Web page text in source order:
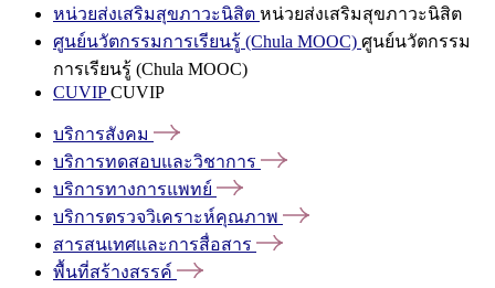
หน่วยส่งเสริมสุขภาวะนิสิต หน่วยส่งเสริมสุขภาวะนิสิต
ศูนย์นวัตกรรมการเรียนรู้ (Chula MOOC) ศูนย์นวัตกรรม
การเรียนรู้ (Chula MOOC)
CUVIPCUVIP
บริการสังคม
บริการทดสอบและวิชาการ
บริการทางการแพทย์
บริการตรวจวิเคราะห์คุณภาพ
สารสนเทศและการสื่อสาร
พื้นที่สร้างสรรค์